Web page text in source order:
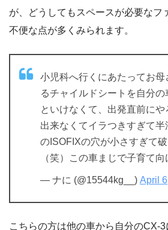
が、どうしてもスペースが必要なフ
不便な点が多くみられます。
小児科へ行くにあたってお母
るチャイルドシートを自分
といけなくて、出発直前に
出来なくてイラつきすぎて半
のISOFIXの穴が小さすぎて
（笑）この車まじで子育て
— ナに (@15544kg__) April
こちらの方は他の車から自分のCX-3